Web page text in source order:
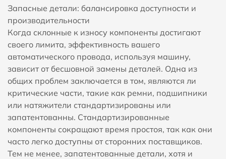
Запасные детали: балансировка доступности и
производительности
Когда склонные к износу компоненты достигают
своего лимита, эффективность вашего
автоматического провода, используя машину,
зависит от бесшовной замены деталей. Одна из
общих проблем заключается в том, являются ли
критические части, такие как ремни, подшипники
или натяжители стандартизированы или
запатентованны. Стандартизированные
компоненты сокращают время простоя, так как они
часто легко доступны от сторонних поставщиков.
Тем не менее, запатентованные детали, хотя и